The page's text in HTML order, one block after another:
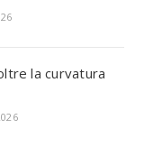
la curvatura